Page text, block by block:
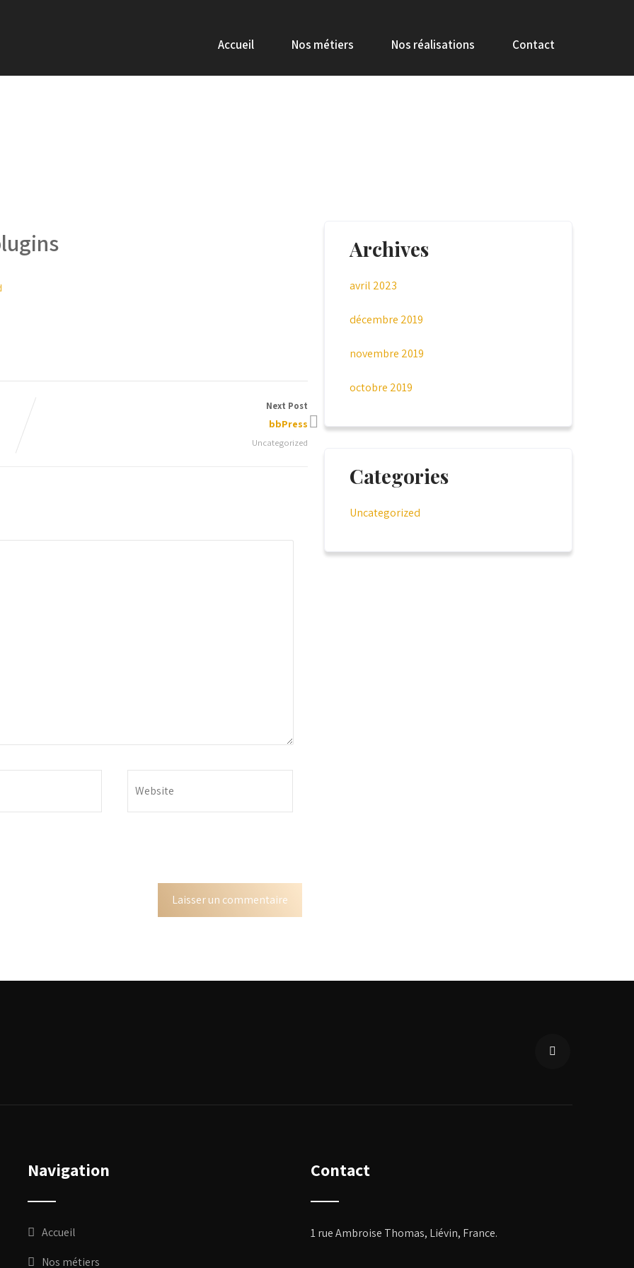
Accueil Nos métiers Nos réalisations Contact
Next Post
bbPress
Uncategorized
Archives
avril 2023
décembre 2019
novembre 2019
octobre 2019
Categories
Uncategorized
Navigation
Accueil
Nos métiers
Contact
1 rue Ambroise Thomas, Liévin, France.